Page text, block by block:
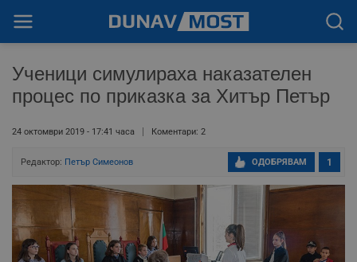
Ученици симулираха наказателен
процес по приказка за Хитър Петър
24 октомври 2019 - 17:41 часа Коментари: 2
Редактор: Петър Симеонов 1
ОДОБРЯВАМ